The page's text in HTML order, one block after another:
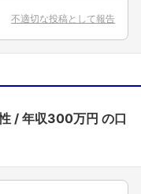
不適切な投稿として報告
年収300万円 の口